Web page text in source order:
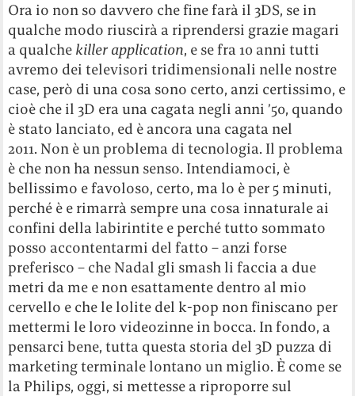
Ora io non so davvero che fine farà il 3DS, se in
qualche modo riuscirà a riprendersi grazie magari
a qualche killer application, e se fra 10 anni tutti
avremo dei televisori tridimensionali nelle nostre
case, però di una cosa sono certo, anzi certissimo, e
cioè che il 3D era una cagata negli anni ’50, quando
è stato lanciato, ed è ancora una cagata nel
2011. Non è un problema di tecnologia. Il problema
è che non ha nessun senso. Intendiamoci, è
bellissimo e favoloso, certo, ma lo è per 5 minuti,
perché è e rimarrà sempre una cosa innaturale ai
confini della labirintite e perché tutto sommato
posso accontentarmi del fatto – anzi forse
preferisco – che Nadal gli smash li faccia a due
metri da me e non esattamente dentro al mio
cervello e che le lolite del k-pop non finiscano per
mettermi le loro videozinne in bocca. In fondo, a
pensarci bene, tutta questa storia del 3D puzza di
marketing terminale lontano un miglio. È come se
la Philips, oggi, si mettesse a riproporre sul